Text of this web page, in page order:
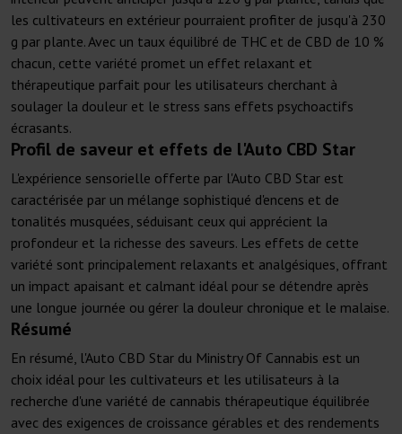
les cultivateurs en extérieur pourraient profiter de jusqu'à 230
g par plante. Avec un taux équilibré de THC et de CBD de 10 %
chacun, cette variété promet un effet relaxant et
thérapeutique parfait pour les utilisateurs cherchant à
soulager la douleur et le stress sans effets psychoactifs
écrasants.
Profil de saveur et effets de l'Auto CBD Star
L'expérience sensorielle offerte par l'Auto CBD Star est
caractérisée par un mélange sophistiqué d'encens et de
tonalités musquées, séduisant ceux qui apprécient la
profondeur et la richesse des saveurs. Les effets de cette
variété sont principalement relaxants et analgésiques, offrant
un impact apaisant et calmant idéal pour se détendre après
une longue journée ou gérer la douleur chronique et le malaise.
Résumé
En résumé, l'Auto CBD Star du Ministry Of Cannabis est un
choix idéal pour les cultivateurs et les utilisateurs à la
recherche d'une variété de cannabis thérapeutique équilibrée
avec des exigences de croissance gérables et des rendements